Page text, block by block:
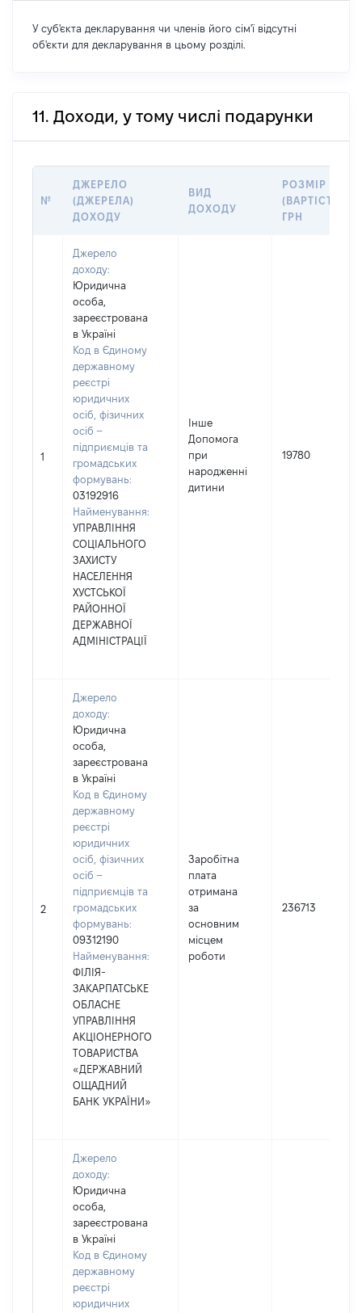
У суб'єкта декларування чи членів його сім'ї відсутні
об'єкти для декларування в цьому розділі.
11. Доходи, у тому числі подарунки
№
ДЖЕРЕЛО
(ДЖЕРЕЛА)
ДОХОДУ
ВИД
ДОХОДУ
РОЗМІР
(ВАРТІСТЬ),
ГРН
1
Джерело
доходу:
Юридична
особа,
зареєстрована
в Україні
Код в Єдиному
державному
реєстрі
юридичних
осіб, фізичних
осіб –
підприємців та
громадських
формувань:
03192916
Найменування:
УПРАВЛІННЯ
СОЦІАЛЬНОГО
ЗАХИСТУ
НАСЕЛЕННЯ
ХУСТСЬКОЇ
РАЙОННОЇ
ДЕРЖАВНОЇ
АДМІНІСТРАЦІЇ
Інше
Допомога
при
народженні
дитини
19780
2
Джерело
доходу:
Юридична
особа,
зареєстрована
в Україні
Код в Єдиному
державному
реєстрі
юридичних
осіб, фізичних
осіб –
підприємців та
громадських
формувань:
09312190
Найменування:
ФІЛІЯ-
ЗАКАРПАТСЬКЕ
ОБЛАСНЕ
УПРАВЛІННЯ
АКЦІОНЕРНОГО
ТОВАРИСТВА
«ДЕРЖАВНИЙ
ОЩАДНИЙ
БАНК УКРАЇНИ»
Заробітна
плата
отримана
за
основним
місцем
роботи
236713
Джерело
доходу:
Юридична
особа,
зареєстрована
в Україні
Код в Єдиному
державному
реєстрі
юридичних